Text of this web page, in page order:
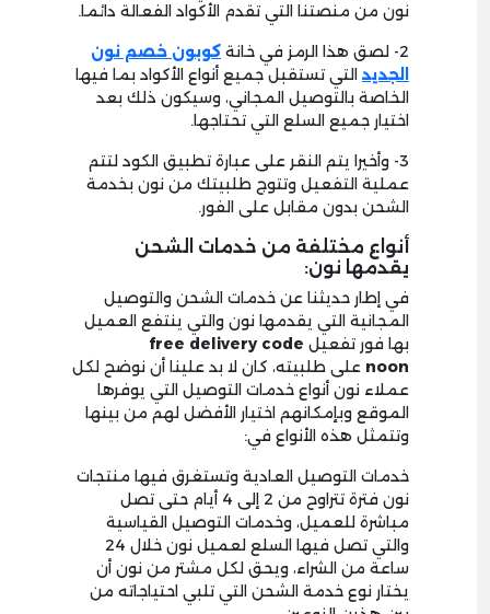
نون من منصتنا التي تقدم الأكواد الفعالة دائما.
2- لصق هذا الرمز في خانة
كوبون خصم نون
الجديد التي تستقبل جميع أنواع الأكواد بما فيها
الخاصة بالتوصيل المجاني، وسيكون ذلك بعد
اختيار جميع السلع التي تحتاجها.
3- وأخيرا يتم النقر على عبارة تطبيق الكود لتتم
عملية التفعيل وتتوج طلبيتك من نون بخدمة
الشحن بدون مقابل على الفور.
أنواع مختلفة من خدمات الشحن
يقدمها نون:
في إطار حديثنا عن خدمات الشحن والتوصيل
المجانية التي يقدمها نون والتي ينتفع العميل
بها فور تفعيل free delivery code
noon على طلبيته، كان لا بد علينا أن نوضح لكل
عملاء نون أنواع خدمات التوصيل التي يوفرها
الموقع وبإمكانهم اختيار الأفضل لهم من بينها
وتتمثل هذه الأنواع في:
خدمات التوصيل العادية وتستغرق فيها منتجات
نون فترة تتراوح من 2 إلى 4 أيام حتى تصل
مباشرة للعميل، وخدمات التوصيل القياسية
والتي تصل فيها السلع لعميل نون خلال 24
ساعة من الشراء، ويحق لكل مشتر من نون أن
يختار نوع خدمة الشحن التي تلبي احتياجاته من